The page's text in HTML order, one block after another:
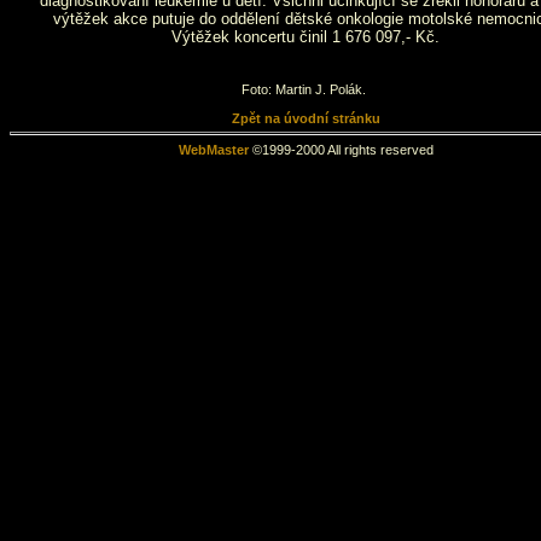
výtěžek akce putuje do oddělení dětské onkologie motolské
Výtěžek koncertu činil 1 676 097,- Kč.
Foto: Martin J. Polák.
Zpět na úvodní stránku
WebMaster©1999-2000 All rights reserved